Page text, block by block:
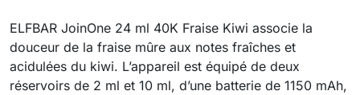
ELFBAR JoinOne 24 ml 40K Fraise Kiwi associe la
douceur de la fraise mûre aux notes fraîches et
acidulées du kiwi. L’appareil est équipé de deux
réservoirs de 2 ml et 10 ml, d’une batterie de 1150 mAh,